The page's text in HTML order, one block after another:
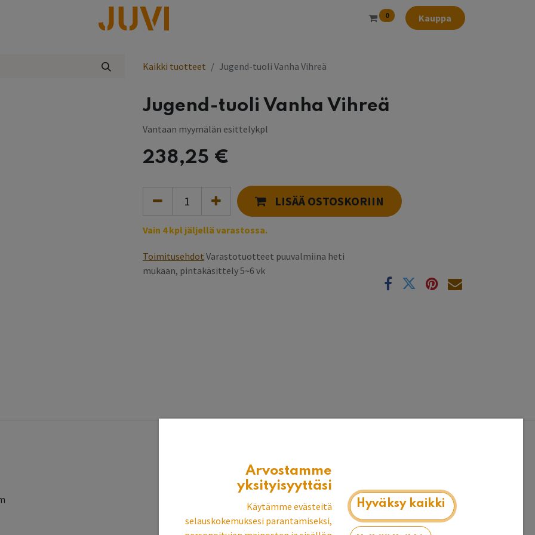
0 Kauppa
Kaikki tuotteet Jugend-tuoli Vanha Vihreä
Jugend-tuoli Vanha Vihreä
Vantaan myymälän esittelykpl
238,25 €
LISÄÄ OSTOSKORIIN
Vain 4 kpl jäljellä varastossa.
Toimitusehdot Varastotuotteet puuvalmiina heti
mukaan, pintakäsittely 5~6 vk
Arvostamme
yksityisyyttäsi
Käytämme evästeitä
selauskokemuksesi parantamiseksi,
Hyväksy kaikki